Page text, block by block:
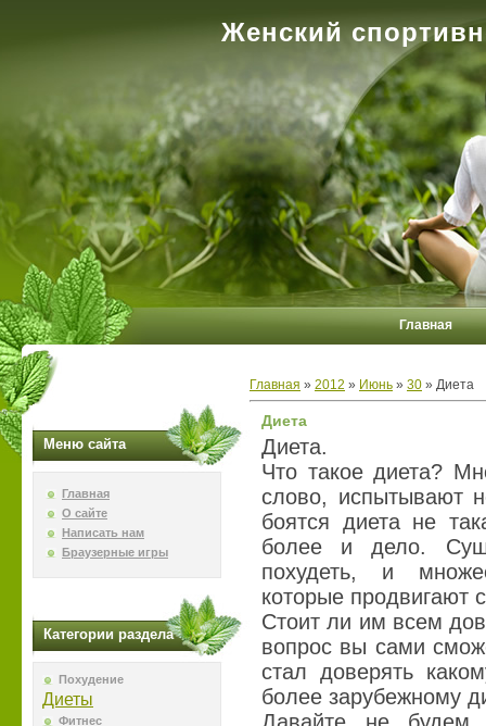
Женский
Главная
Меню сайта
Главная
О сайте
Написать нам
Браузерные игры
Категории раздела
Похудение
Диеты
Фитнес
Главная » 2012 » Июнь » 30 » Диета
Диета
Диета.
Что такое диета?
слово, испытывают
боятся диета не
более и дело.
похудеть, и
которые продвигают
Стоит ли им всем
вопрос вы сами
стал доверять
более зарубежному